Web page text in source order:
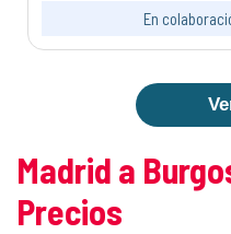
En
Madrid a
Precios